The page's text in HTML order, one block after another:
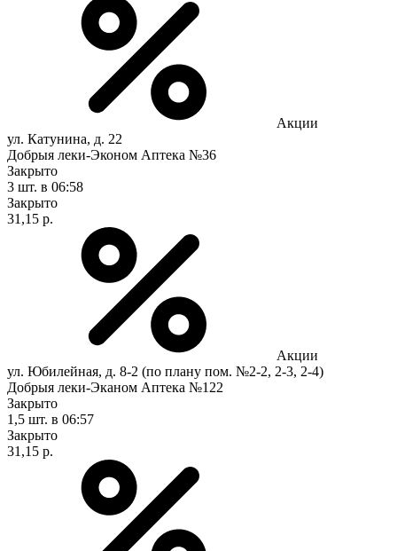
Акции
ул. Катунина, д. 22
Добрыя леки-Эконом Аптека №36
Закрыто
3 шт. в 06:58
Закрыто
31,15 р.
Акции
ул. Юбилейная, д. 8-2 (по плану пом. №2-2, 2-3, 2-4)
Добрыя леки-Эканом Аптека №122
Закрыто
1,5 шт. в 06:57
Закрыто
31,15 р.